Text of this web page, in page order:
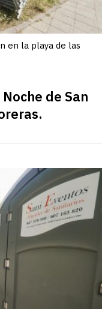
en la playa de las
de San